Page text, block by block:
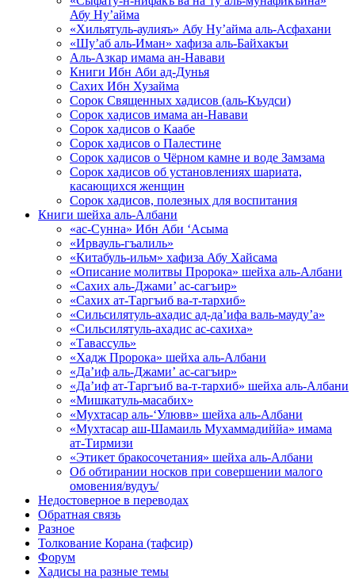
Абу Ну’айма
«Хильятуль-аулияъ» Абу Ну’айма аль-Асфахани
«Шу’аб аль-Иман» хафиза аль-Байхакъи
Аль-Азкар имама ан-Навави
Книги Ибн Аби ад-Дунья
Сахих Ибн Хузайма
Сорок Священных хадисов (аль-Къудси)
Сорок хадисов имама ан-Навави
Сорок хадисов о Каабе
Сорок хадисов о Палестине
Сорок хадисов о Чёрном камне и воде Замзама
Сорок хадисов об установлениях шариата,
касающихся женщин
Сорок хадисов, полезных для воспитания
Книги шейха аль-Албани
«ас-Сунна» Ибн Аби ‘Асыма
«Ирвауль-гъалиль»
«Китабуль-ильм» хафиза Абу Хайсама
«Описание молитвы Пророка» шейха аль-Албани
«Сахих аль-Джами’ ас-сагъир»
«Сахих ат-Таргъиб ва-т-тархиб»
«Сильсилятуль-ахадис ад-да’ифа валь-мауду’а»
«Сильсилятуль-ахадис ас-сахиха»
«Тавассуль»
«Хадж Пророка» шейха аль-Албани
«Да’иф аль-Джами’ ас-сагъир»
«Да’иф ат-Таргъиб ва-т-тархиб» шейха аль-Албани
«Мишкатуль-масабих»
«Мухтасар аль-‘Улювв» шейха аль-Албани
«Мухтасар аш-Шамаиль Мухаммадиййа» имама
ат-Тирмизи
«Этикет бракосочетания» шейха аль-Албани
Об обтирании носков при совершении малого
омовения/вудуъ/
Недостоверное в переводах
Обратная связь
Разное
Толкование Корана (тафсир)
Форум
Хадисы на разные темы